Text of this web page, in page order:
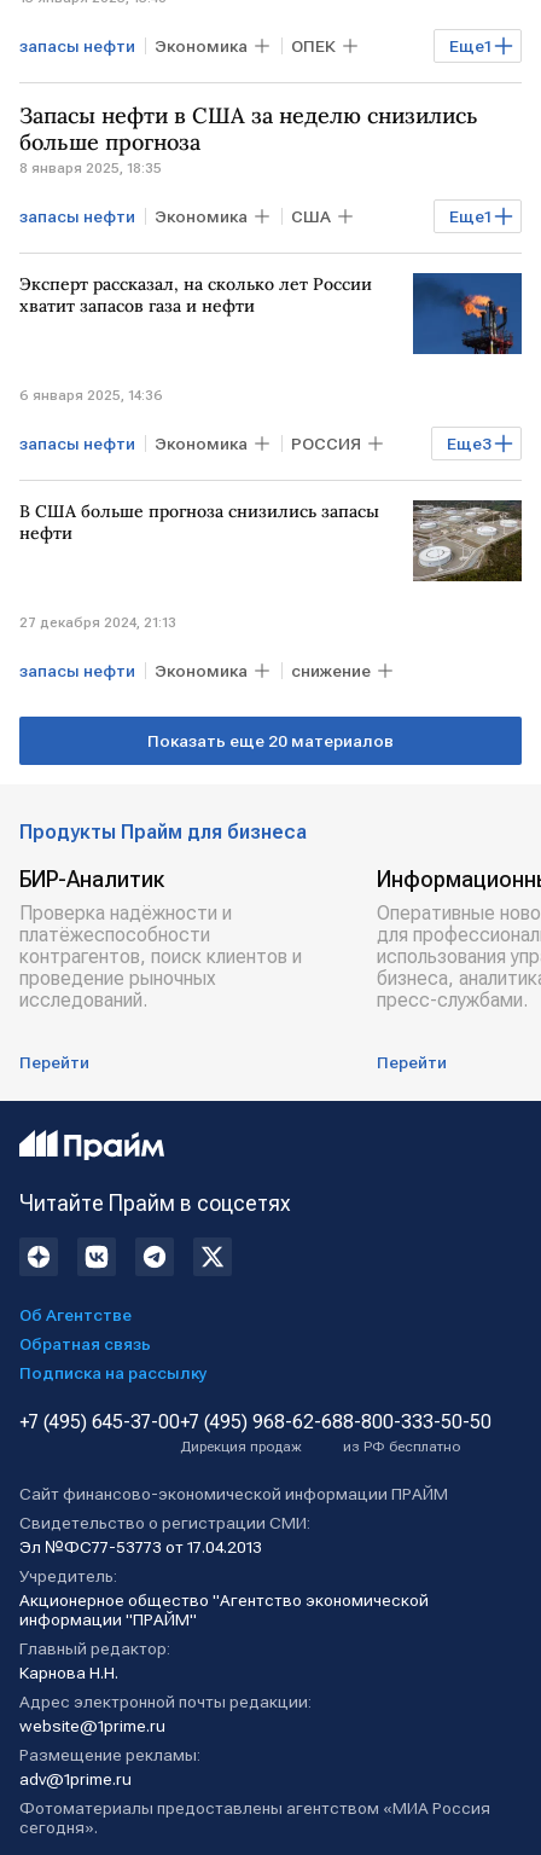
Еще1
запасы нефти Экономика ОПЕК
ОЭСР
Запасы нефти в США за неделю снизились
больше прогноза
8 января 2025, 18:35
Еще1
запасы нефти Экономика США
Нефть
Эксперт рассказал, на сколько лет России
хватит запасов газа и нефти
6 января 2025, 14:36
Еще3
запасы нефти Экономика РОССИЯ
Нефть Газ запасы газа
В США больше прогноза снизились запасы
нефти
27 декабря 2024, 21:13
запасы нефти Экономика снижение
Показать еще 20 материалов
Продукты Прайм для бизнеса
БИР-Аналитик
Проверка надёжности и
платёжеспособности
контрагентов, поиск клиентов и
проведение рыночных
исследований.
Перейти
Оперативные
для
использования
бизнеса,
пресс-службами.
Перейти
Читайте Прайм в соцсетях
Об Агентстве
Обратная связь
Подписка на рассылку
+7 (495) 645-37-00+7 (495) 968-62-68
Дирекция продаж
8-800-333-50-50
из РФ бесплатно
Сайт финансово-экономической информации ПРАЙМ
Свидетельство о регистрации СМИ:
Эл №ФС77-53773 от 17.04.2013
Учредитель:
Акционерное общество "Агентство экономической
информации "ПРАЙМ"
Главный редактор:
Карнова Н.Н.
Адрес электронной почты редакции:
website@1prime.ru
Размещение рекламы:
adv@1prime.ru
Фотоматериалы предоставлены агентством «МИА Россия
сегодня».